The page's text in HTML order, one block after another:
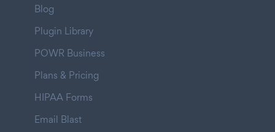
Blog
Plugin Library
POWR Business
Plans & Pricing
HIPAA Forms
Email Blast